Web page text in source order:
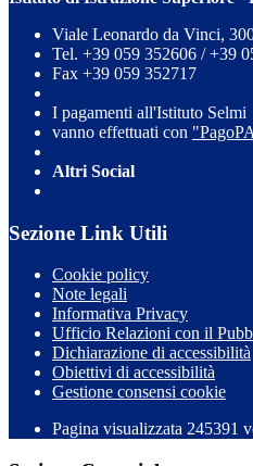
Viale Leonardo da Vinci,
Tel. +39 059 352606 / +39
Fax +39 059 352717
I pagamenti all'Istituto Selmi
vanno effettuati con
Altri Social
Sezione Link Utili
Cookie policy
Note legali
Informativa Privacy
Ufficio Relazioni con il
Dichiarazione di accessibilità
Obiettivi di accessibilità
Gestione consensi cookie
Pagina visualizzata 245391